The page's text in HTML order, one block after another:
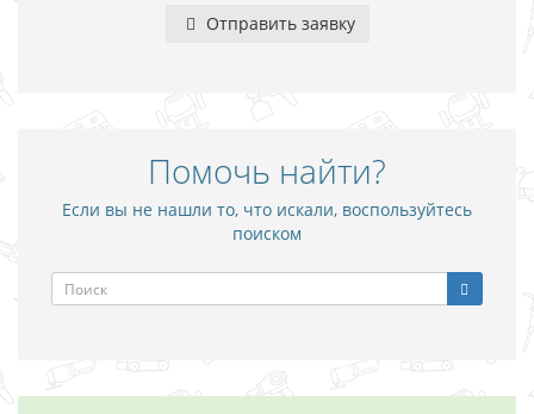
Отправить заявку
Помочь найти?
Если вы не нашли то, что искали, воспользуйтесь
поиском